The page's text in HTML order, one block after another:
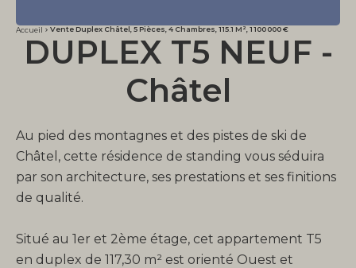
Accueil Vente Duplex Châtel, 5 Pièces, 4 Chambres, 115.1 M², 1 100 000 €
DUPLEX T5 NEUF -
Châtel
Au pied des montagnes et des pistes de ski de
Châtel, cette résidence de standing vous séduira
par son architecture, ses prestations et ses finitions
de qualité.
Situé au 1er et 2ème étage, cet appartement T5
en duplex de 117,30 m² est orienté Ouest et